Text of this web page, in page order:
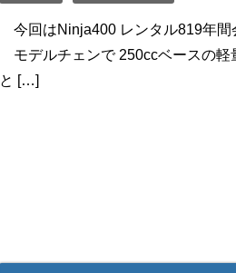
今回はNinja400 レンタル819年間
モデルチェンで 250ccベースの
と […]